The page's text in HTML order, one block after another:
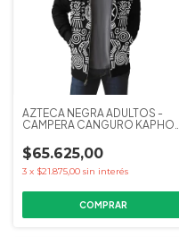
AZTECA NEGRA ADULTOS -
CAMPERA CANGURO KAPHO
$65.625,00
3 x $21.875,00 sin interés
COMPRAR